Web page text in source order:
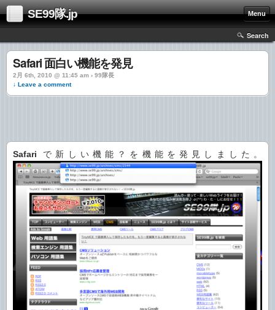
SE99隊.jp Menu
Search
Safari 面白い機能を発見
2月 6th, 2010 @ 11:45 am › 99隊長
↓ Leave a comment
Safari で新しい機能？を機能を発見しました。